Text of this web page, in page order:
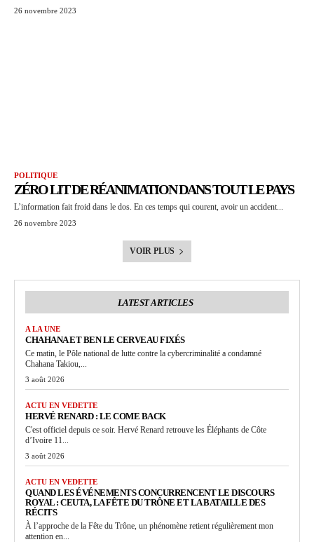
26 novembre 2023
POLITIQUE
ZÉRO LIT DE RÉANIMATION DANS TOUT LE PAYS
L’information fait froid dans le dos. En ces temps qui courent, avoir un accident...
26 novembre 2023
VOIR PLUS
LATEST ARTICLES
A LA UNE
CHAHANA ET BEN LE CERVEAU FIXÉS
Ce matin, le Pôle national de lutte contre la cybercriminalité a condamné
Chahana Takiou,...
3 août 2026
ACTU EN VEDETTE
HERVÉ RENARD : LE COME BACK
C'est officiel depuis ce soir. Hervé Renard retrouve les Éléphants de Côte
d’Ivoire 11...
3 août 2026
ACTU EN VEDETTE
QUAND LES ÉVÉNEMENTS CONCURRENCENT LE DISCOURS
ROYAL : CEUTA, LA FÊTE DU TRÔNE ET LA BATAILLE DES
RÉCITS
À l’approche de la Fête du Trône, un phénomène retient régulièrement mon
attention en...